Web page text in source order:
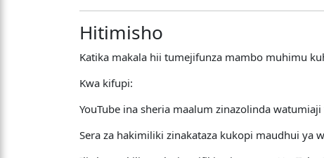
Hitimisho
Katika makala hii tumejifunza mambo muhimu
Kwa kifupi:
YouTube ina sheria maalum zinazolinda
Sera za hakimiliki zinakataza kukopi maudhui ya